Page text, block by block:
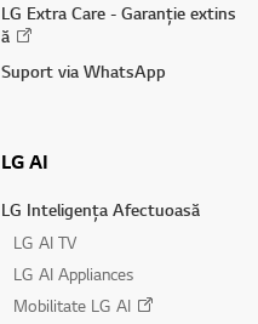
LG Extra Care - Garanție extins
ă
Suport via WhatsApp
LG AI
LG Inteligența Afectuoasă
LG AI TV
LG AI Appliances
Mobilitate LG AI